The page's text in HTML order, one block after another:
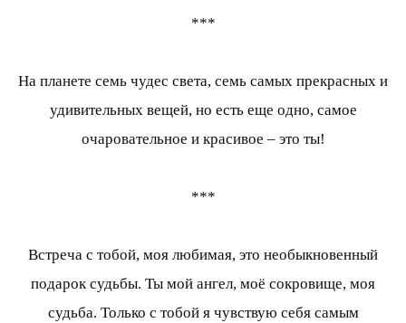
***
На планете семь чудес света, семь самых прекрасных и
удивительных вещей, но есть еще одно, самое
очаровательное и красивое – это ты!
***
Встреча с тобой, моя любимая, это необыкновенный
подарок судьбы. Ты мой ангел, моё сокровище, моя
судьба. Только с тобой я чувствую себя самым